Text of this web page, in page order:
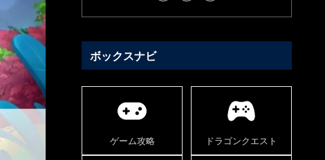
ボックスナビ